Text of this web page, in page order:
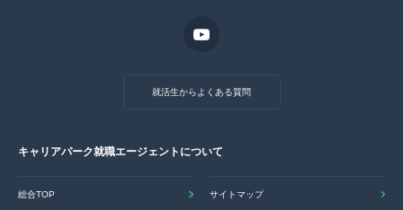
就活生からよくある質問
キャリアパーク就職エージェントについて
総合TOP サイトマップ